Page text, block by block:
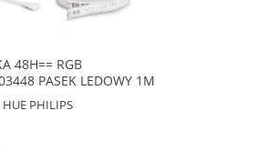
48H== RGB
PASEK LEDOWY 1M
NOWA WERSJA Z
HUE PHILIPS